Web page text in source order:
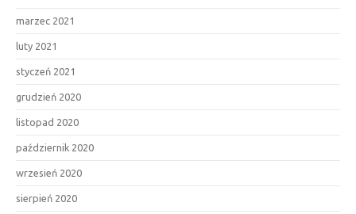
marzec 2021
luty 2021
styczeń 2021
grudzień 2020
listopad 2020
październik 2020
wrzesień 2020
sierpień 2020